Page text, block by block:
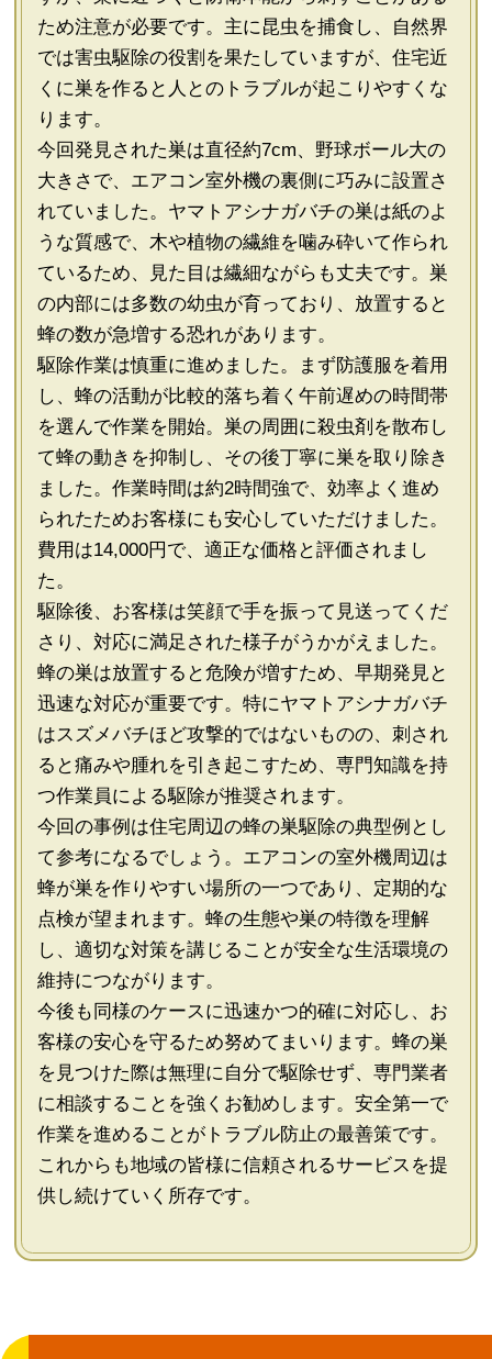
ため注意が必要です。主に昆虫を捕食し、自然界
では害虫駆除の役割を果たしていますが、住宅近
くに巣を作ると人とのトラブルが起こりやすくな
ります。
今回発見された巣は直径約7cm、野球ボール大の
大きさで、エアコン室外機の裏側に巧みに設置さ
れていました。ヤマトアシナガバチの巣は紙のよ
うな質感で、木や植物の繊維を噛み砕いて作られ
ているため、見た目は繊細ながらも丈夫です。巣
の内部には多数の幼虫が育っており、放置すると
蜂の数が急増する恐れがあります。
駆除作業は慎重に進めました。まず防護服を着用
し、蜂の活動が比較的落ち着く午前遅めの時間帯
を選んで作業を開始。巣の周囲に殺虫剤を散布し
て蜂の動きを抑制し、その後丁寧に巣を取り除き
ました。作業時間は約2時間強で、効率よく進め
られたためお客様にも安心していただけました。
費用は14,000円で、適正な価格と評価されまし
た。
駆除後、お客様は笑顔で手を振って見送ってくだ
さり、対応に満足された様子がうかがえました。
蜂の巣は放置すると危険が増すため、早期発見と
迅速な対応が重要です。特にヤマトアシナガバチ
はスズメバチほど攻撃的ではないものの、刺され
ると痛みや腫れを引き起こすため、専門知識を持
つ作業員による駆除が推奨されます。
今回の事例は住宅周辺の蜂の巣駆除の典型例とし
て参考になるでしょう。エアコンの室外機周辺は
蜂が巣を作りやすい場所の一つであり、定期的な
点検が望まれます。蜂の生態や巣の特徴を理解
し、適切な対策を講じることが安全な生活環境の
維持につながります。
今後も同様のケースに迅速かつ的確に対応し、お
客様の安心を守るため努めてまいります。蜂の巣
を見つけた際は無理に自分で駆除せず、専門業者
に相談することを強くお勧めします。安全第一で
作業を進めることがトラブル防止の最善策です。
これからも地域の皆様に信頼されるサービスを提
供し続けていく所存です。